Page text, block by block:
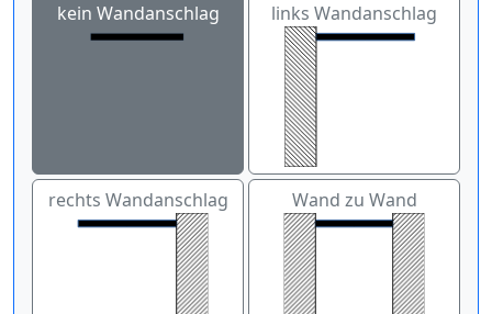
kein Wandanschlag links Wandanschlag
rechts Wandanschlag Wand zu Wand